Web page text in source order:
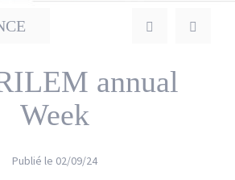
annual
Week
Publié le 02/09/24